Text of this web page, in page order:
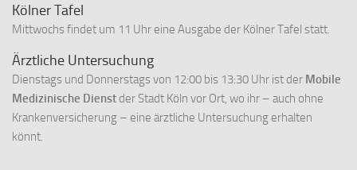
Kölner Tafel
Mittwochs findet um 11 Uhr eine Ausgabe der Kölner Tafel statt.
Ärztliche Untersuchung
Dienstags und Donnerstags von 12:00 bis 13:30 Uhr ist der Mobile
Medizinische Dienst der Stadt Köln vor Ort, wo ihr – auch ohne
Krankenversicherung – eine ärztliche Untersuchung erhalten
könnt.